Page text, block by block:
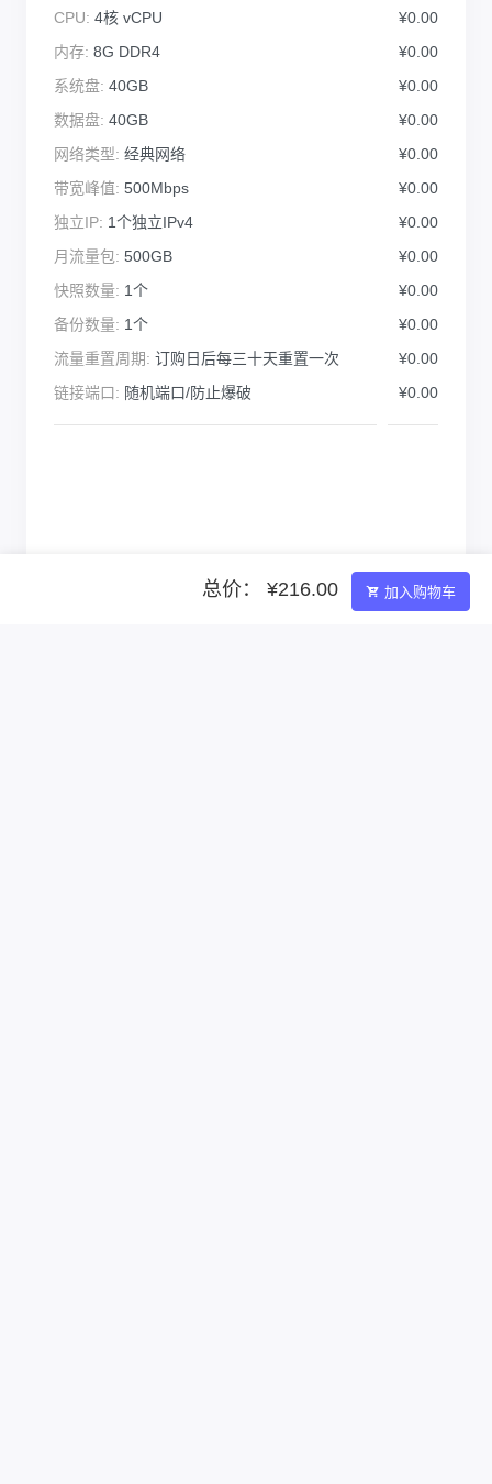
CPU: 4核 vCPU
¥0.00
内存: 8G DDR4
¥0.00
系统盘: 40GB
¥0.00
数据盘: 40GB
¥0.00
网络类型: 经典网络
¥0.00
带宽峰值: 500Mbps
¥0.00
独立IP: 1个独立IPv4
¥0.00
月流量包: 500GB
¥0.00
快照数量: 1个
¥0.00
备份数量: 1个
¥0.00
流量重置周期: 订购日后每三十天重置一次
¥0.00
链接端口: 随机端口/防止爆破 ¥0.00
总价： ¥216.00 加入购物车